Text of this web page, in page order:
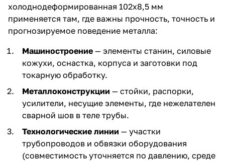
холоднодеформированная 102х8,5 мм
применяется там, где важны прочность, точность и
прогнозируемое поведение металла:
Машиностроение — элементы станин, силовые
кожухи, оснастка, корпуса и заготовки под
токарную обработку.
Металлоконструкции — стойки, распорки,
усилители, несущие элементы, где нежелателен
сварной шов в теле трубы.
Технологические линии — участки
трубопроводов и обвязки оборудования
(совместимость уточняется по давлению, среде